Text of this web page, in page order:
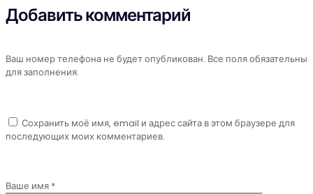
Добавить комментарий
Ваш номер телефона не будет опубликован. Все поля обязательны
для заполнения.
Ваше имя *
Сохранить моё имя, email и адрес сайта в этом браузере для
последующих моих комментариев.